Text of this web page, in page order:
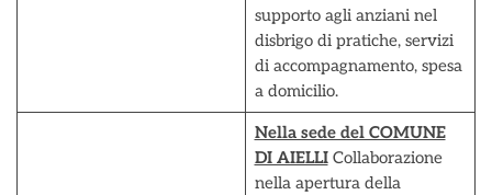
supporto agli anziani nel
disbrigo di pratiche, servizi
di accompagnamento, spesa
a domicilio.
Nella sede del COMUNE
DI AIELLICollaborazione
nella apertura della